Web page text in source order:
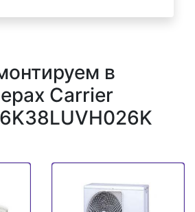
в
Carrier